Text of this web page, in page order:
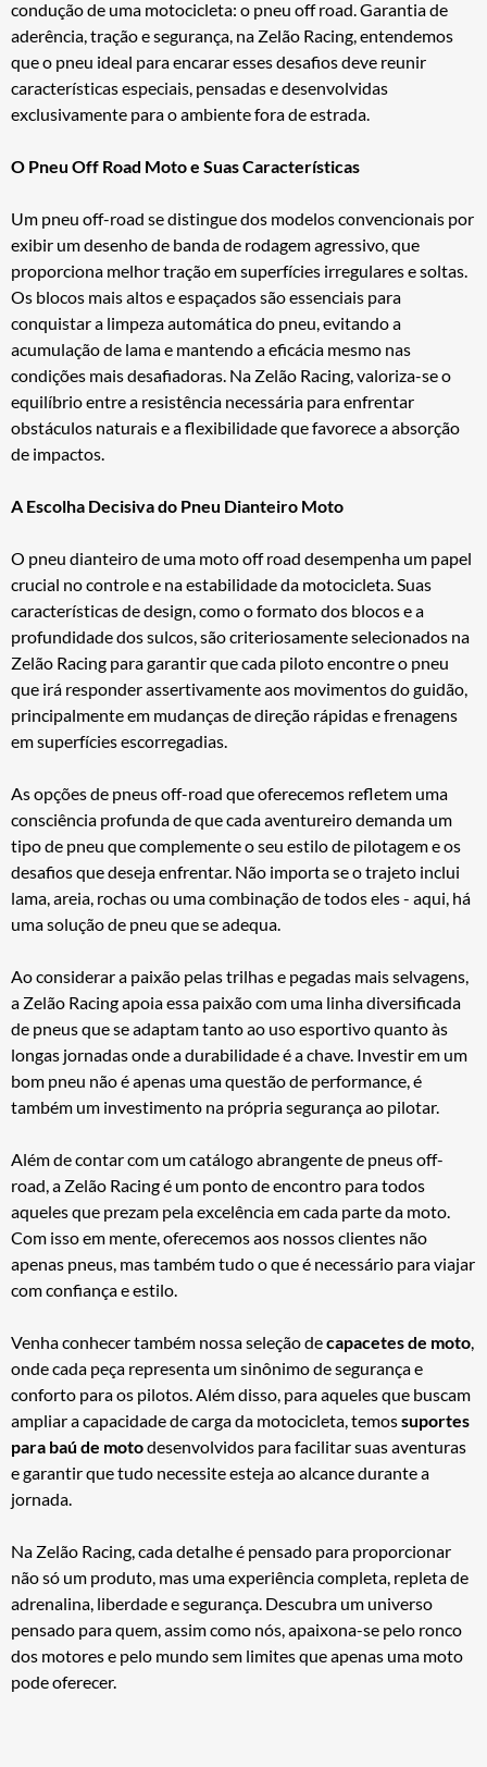
condução de uma motocicleta: o pneu off road. Garantia de
aderência, tração e segurança, na Zelão Racing, entendemos
que o pneu ideal para encarar esses desafios deve reunir
características especiais, pensadas e desenvolvidas
exclusivamente para o ambiente fora de estrada.
O Pneu Off Road Moto e Suas Características
Um pneu off-road se distingue dos modelos convencionais por
exibir um desenho de banda de rodagem agressivo, que
proporciona melhor tração em superfícies irregulares e soltas.
Os blocos mais altos e espaçados são essenciais para
conquistar a limpeza automática do pneu, evitando a
acumulação de lama e mantendo a eficácia mesmo nas
condições mais desafiadoras. Na Zelão Racing, valoriza-se o
equilíbrio entre a resistência necessária para enfrentar
obstáculos naturais e a flexibilidade que favorece a absorção
de impactos.
A Escolha Decisiva do Pneu Dianteiro Moto
O pneu dianteiro de uma moto off road desempenha um papel
crucial no controle e na estabilidade da motocicleta. Suas
características de design, como o formato dos blocos e a
profundidade dos sulcos, são criteriosamente selecionados na
Zelão Racing para garantir que cada piloto encontre o pneu
que irá responder assertivamente aos movimentos do guidão,
principalmente em mudanças de direção rápidas e frenagens
em superfícies escorregadias.
As opções de pneus off-road que oferecemos refletem uma
consciência profunda de que cada aventureiro demanda um
tipo de pneu que complemente o seu estilo de pilotagem e os
desafios que deseja enfrentar. Não importa se o trajeto inclui
lama, areia, rochas ou uma combinação de todos eles - aqui, há
uma solução de pneu que se adequa.
Ao considerar a paixão pelas trilhas e pegadas mais selvagens,
a Zelão Racing apoia essa paixão com uma linha diversificada
de pneus que se adaptam tanto ao uso esportivo quanto às
longas jornadas onde a durabilidade é a chave. Investir em um
bom pneu não é apenas uma questão de performance, é
também um investimento na própria segurança ao pilotar.
Além de contar com um catálogo abrangente de pneus off-
road, a Zelão Racing é um ponto de encontro para todos
aqueles que prezam pela excelência em cada parte da moto.
Com isso em mente, oferecemos aos nossos clientes não
apenas pneus, mas também tudo o que é necessário para viajar
com confiança e estilo.
Venha conhecer também nossa seleção decapacetes de moto
onde cada peça representa um sinônimo de segurança e
conforto para os pilotos. Além disso, para aqueles que buscam
ampliar a capacidade de carga da motocicleta, temossuportes
para baú de motodesenvolvidos para facilitar suas aventuras
e garantir que tudo necessite esteja ao alcance durante a
jornada.
Na Zelão Racing, cada detalhe é pensado para proporcionar
não só um produto, mas uma experiência completa, repleta de
adrenalina, liberdade e segurança. Descubra um universo
pensado para quem, assim como nós, apaixona-se pelo ronco
dos motores e pelo mundo sem limites que apenas uma moto
pode oferecer.